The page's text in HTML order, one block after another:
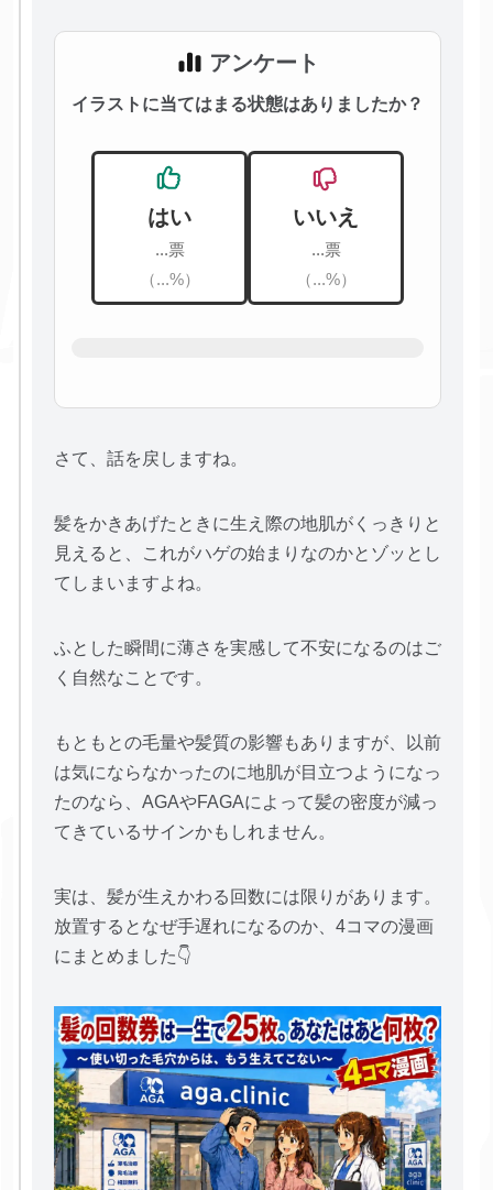
アンケート
イラストに当てはまる状態はありましたか？
はい
...票
（...%）
いいえ
...票
（...%）
さて、話を戻しますね。
髪をかきあげたときに生え際の地肌がくっきりと
見えると、これがハゲの始まりなのかとゾッとし
てしまいますよね。
ふとした瞬間に薄さを実感して不安になるのはご
く自然なことです。
もともとの毛量や髪質の影響もありますが、以前
は気にならなかったのに地肌が目立つようになっ
たのなら、AGAやFAGAによって髪の密度が減っ
てきているサインかもしれません。
実は、髪が生えかわる回数には限りがあります。
放置するとなぜ手遅れになるのか、4コマの漫画
にまとめました👇